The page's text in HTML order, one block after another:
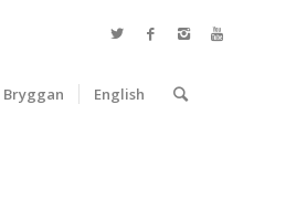
Bryggan English